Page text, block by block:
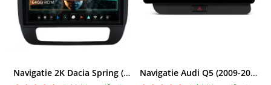
Navigatie 2K Dacia Spring (2021- Prezent), Android, S-Quadcore / 4GB RAM + 64GB ROM, 9.5 Inch - AD-BGS90042K+AD-BGRKIT366V4s Navigatie Audi Q5 (2009-2017), Linux OS & OEM, MMI 3G, CarPlay & Android Auto Wireless, MirrorLink, Camera AHD, 12.3 Inch - AD-BGAALNXH+AD-BGRKITQ5002